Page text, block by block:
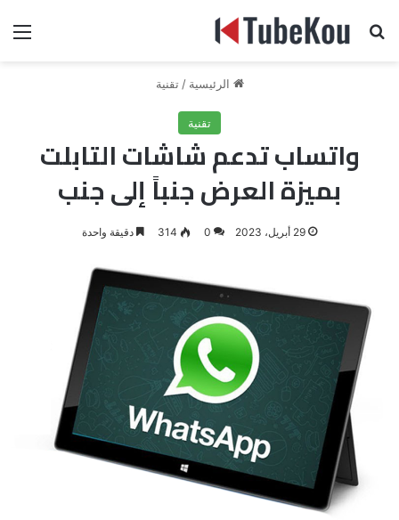
بحث عن
الرئيسية / تقنية
تقنية
واتساب تدعم شاشات التابلت
بميزة العرض جنباً إلى جنب
29 أبريل، 2023 0
314 دقيقة واحدة